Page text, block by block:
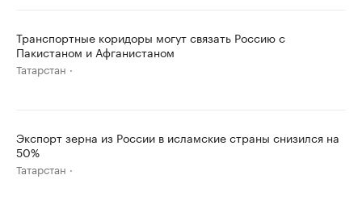
Транспортные коридоры могут связать Россию с
Пакистаном и Афганистаном
Татарстан
Экспорт зерна из России в исламские страны снизился на
50%
Татарстан